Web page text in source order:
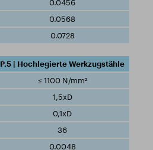
0.0456
0.0568
0.0728
P.5 | Hochlegierte Werkzugstähle
≤ 1100 N/mm²
1,5xD
0,1xD
36
0.0048